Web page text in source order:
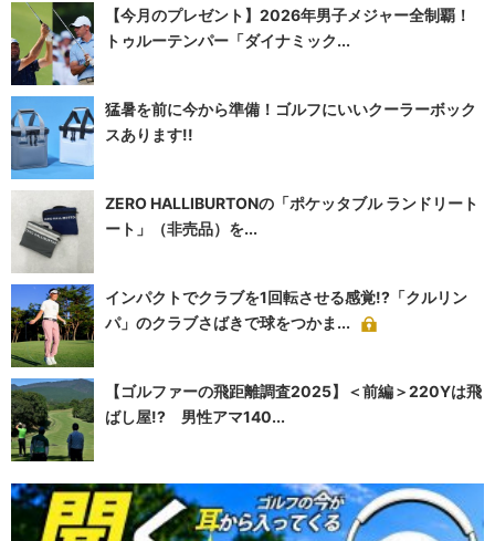
【今月のプレゼント】2026年男子メジャー全制覇！
トゥルーテンパー「ダイナミック...
猛暑を前に今から準備！ゴルフにいいクーラーボック
スあります!!
ZERO HALLIBURTONの「ポケッタブル ランドリート
ート」（非売品）を...
インパクトでクラブを1回転させる感覚!?「クルリン
パ」のクラブさばきで球をつかま...
【ゴルファーの飛距離調査2025】＜前編＞220Yは飛
ばし屋!? 男性アマ140...